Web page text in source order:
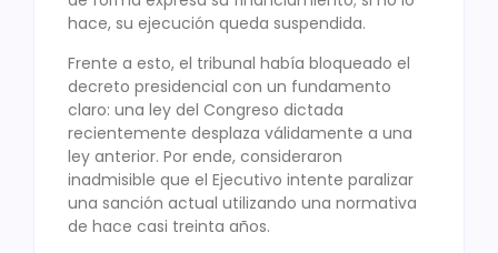
hace, su ejecución queda suspendida.
Frente a esto, el tribunal había bloqueado el
decreto presidencial con un fundamento
claro: una ley del Congreso dictada
recientemente desplaza válidamente a una
ley anterior. Por ende, consideraron
inadmisible que el Ejecutivo intente paralizar
una sanción actual utilizando una normativa
de hace casi treinta años.